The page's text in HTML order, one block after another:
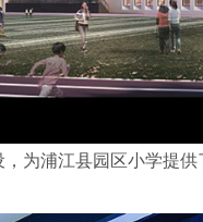
为浦江县园区小学提供